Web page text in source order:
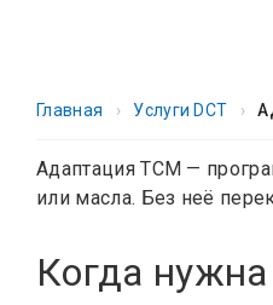
Главная › Услуги DCT ›
Адаптация TCM —
или масла. Без неё
Когда нужна